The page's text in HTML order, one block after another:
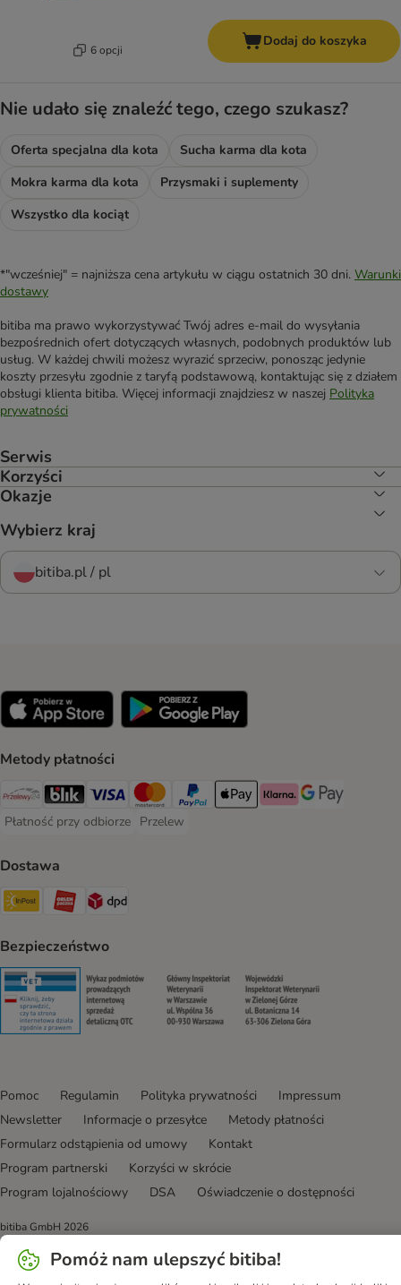
6 opcji
Dodaj do koszyka
Nie udało się znaleźć tego, czego szukasz?
Oferta specjalna dla kota
Sucha karma dla kota
Mokra karma dla kota
Przysmaki i suplementy
Wszystko dla kociąt
*"wcześniej" = najniższa cena artykułu w ciągu ostatnich 30 dni. Warunki
dostawy
bitiba ma prawo wykorzystywać Twój adres e-mail do wysyłania
bezpośrednich ofert dotyczących własnych, podobnych produktów lub
usług. W każdej chwili możesz wyrazić sprzeciw, ponosząc jedynie
koszty przesyłu zgodnie z taryfą podstawową, kontaktując się z działem
obsługi klienta bitiba. Więcej informacji znajdziesz w naszej Polityka
prywatności
Serwis
Korzyści
Okazje
Wybierz kraj
bitiba.pl / pl
Metody płatności
Przelewy24 Payment Method
Blik Payment Method
VISA Payment Method
MasterCard Payment Method
PayPal Payment Method
Apple Pay Payment Method
Klarna Payment Method
Google Pay
Płatność przy odbiorze
Płatność przy odbiorze Payment Method
Przelew
Przelew Payment Method
Dostawa
InPost Shipping Method
ORLEN Paczka. Shipping Method
Bezpieczeństwo
Security Security Security
Pomoc Regulamin Polityka prywatności
Impressum
Newsletter
Informacje o przesyłce
Metody płatności
Formularz odstąpienia od umowy
Kontakt
Program partnerski
Korzyści w skrócie
Program lojalnościowy
DSA Oświadczenie o dostępności
bitiba GmbH 2026
Pomóż nam ulepszyć bitiba!